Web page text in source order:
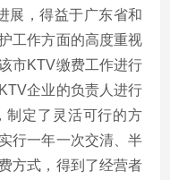
展，得益于广东省和
工作方面的高度重视
市KTV缴费工作进行
企业的负责人进行
制定了灵活可行的方
行一年一次交清、半
方式，得到了经营者